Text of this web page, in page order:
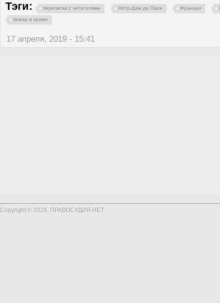
Тэги: переписка с читателями Нотр-Дам де Пари Франция
пожар в храме
17 апреля, 2019 - 15:41
Copyright © 2026, ПРАВОСУДИЯ.НЕТ